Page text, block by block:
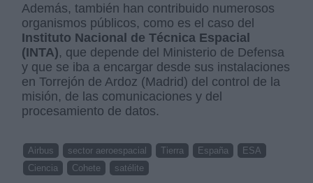
Además, también han contribuido numerosos
organismos públicos, como es el caso del
Instituto Nacional de Técnica Espacial
(INTA), que depende del Ministerio de Defensa
y que se iba a encargar desde sus instalaciones
en Torrejón de Ardoz (Madrid) del control de la
misión, de las comunicaciones y del
procesamiento de datos.
Airbus sector aeroespacial Tierra España
ESA
Ciencia
Cohete satélite